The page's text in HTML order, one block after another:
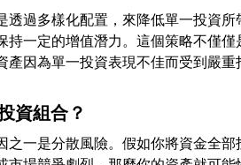
透過多樣化配置，來降低單一投資
持一定的增值潛力。這個策略不僅僅
資組合？
之一是分散風險。假如你將資金全